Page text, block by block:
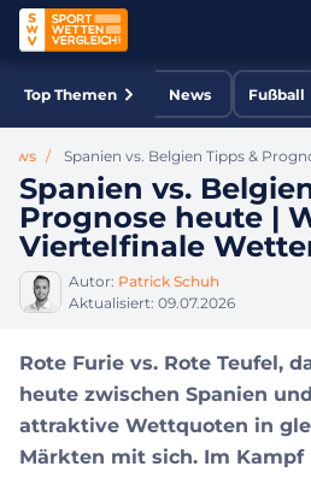
Top Themen News Fußball
Spanien vs. Belgien Tipps &
Spanien vs.
Prognose heute |
Viertelfinale
Autor: Patrick Schuh
Aktualisiert: 09.07.2026
Rote Furie vs. Rote Teufel,
heute zwischen Spanien
attraktive Wettquoten in
Märkten mit sich. Im Kampf